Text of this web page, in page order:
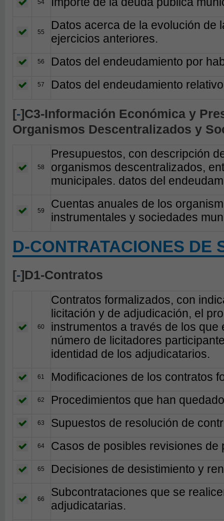
54
55
Datos acerca de la evolución de
ejercicios anteriores.
56 Datos del endeudamiento por
57 Datos del endeudamiento
[-]C3-Información Económica y
Organismos Descentralizados y
58
Presupuestos, con descripción
organismos descentralizados,
municipales. datos del
59
Cuentas anuales de los
instrumentales y sociedades
D-CONTRATACIONES DE
[-]D1-Contratos
60
Contratos formalizados, con
licitación y de adjudicación, el
instrumentos a través de los
número de licitadores
identidad de los adjudicatarios.
61 Modificaciones de los contratos
62 Procedimientos que han
63 Supuestos de resolución de
64 Casos de posibles revisiones
65 Decisiones de desistimiento y
66
Subcontrataciones que se
adjudicatarias.